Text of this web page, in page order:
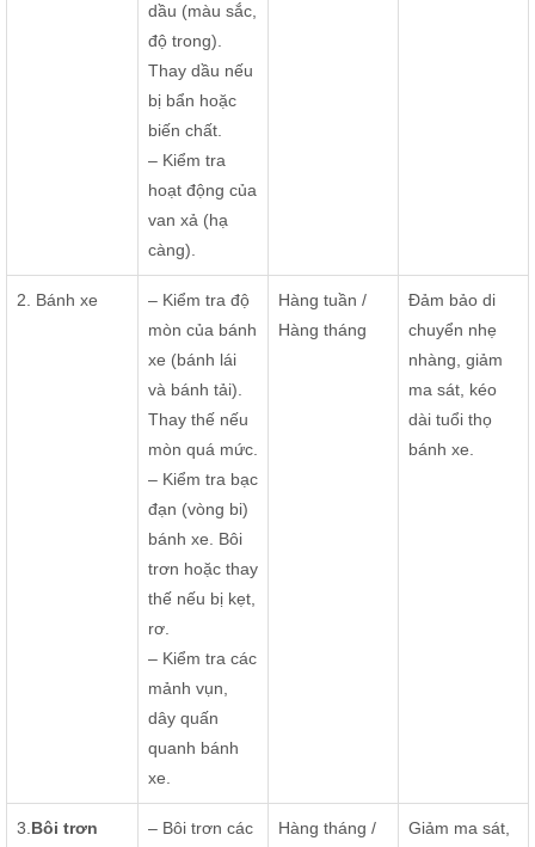
dầu (màu sắc,
độ trong).
Thay dầu nếu
bị bẩn hoặc
biến chất.
– Kiểm tra
hoạt động của
van xả (hạ
càng).
2. Bánh xe
– Kiểm tra độ
mòn của bánh
xe (bánh lái
và bánh tải).
Thay thế nếu
mòn quá mức.
– Kiểm tra bạc
đạn (vòng bi)
bánh xe. Bôi
trơn hoặc thay
thế nếu bị kẹt,
rơ.
– Kiểm tra các
mảnh vụn,
dây quấn
quanh bánh
xe.
Hàng tuần /
Hàng tháng
Đảm bảo di
chuyển nhẹ
nhàng, giảm
ma sát, kéo
dài tuổi thọ
bánh xe.
3. Bôi trơn
– Bôi trơn các
Hàng tháng /
Giảm ma sát,